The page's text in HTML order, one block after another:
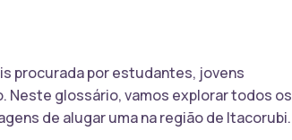
procurada por estudantes, jovens
Neste glossário, vamos explorar todos os
de alugar uma na região de Itacorubi.